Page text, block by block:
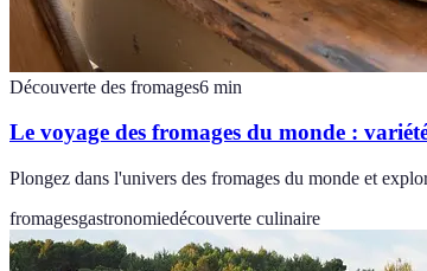
Découverte des fromages6 min
Le voyage des fromages du monde :
Plongez dans l'univers des fromages du monde et
fromagesgastronomiedécouverte culinaire